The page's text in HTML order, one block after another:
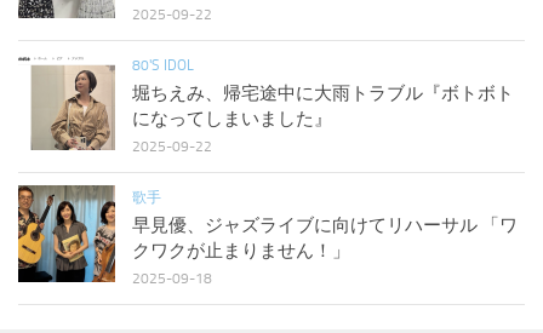
2025-09-22
80'S IDOL
堀ちえみ、帰宅途中に大雨トラブル『ボトボト
になってしまいました』
2025-09-22
歌手
早見優、ジャズライブに向けてリハーサル 「ワ
クワクが止まりません！」
2025-09-18